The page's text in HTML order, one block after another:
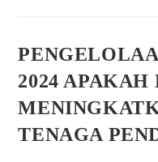
2024 APAKAH
TENAGA